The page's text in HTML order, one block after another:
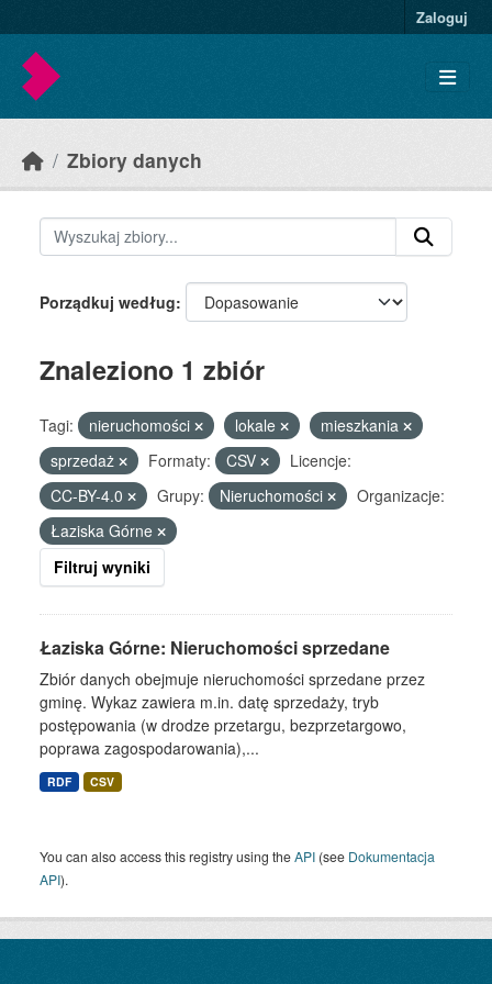
Zaloguj
Zbiory danych
Porządkuj według
Znaleziono 1 zbiór
Tagi: nieruchomości lokale
mieszkania
sprzedaż
Formaty: CSV
Licencje:
CC-BY-4.0
Grupy: Nieruchomości
Organizacje:
Łaziska Górne
Filtruj wyniki
Łaziska Górne: Nieruchomości sprzedane
Zbiór danych obejmuje nieruchomości sprzedane przez
gminę. Wykaz zawiera m.in. datę sprzedaży, tryb
postępowania (w drodze przetargu, bezprzetargowo,
poprawa zagospodarowania),...
RDF CSV
You can also access this registry using theAPI (see Dokumentacja
API).